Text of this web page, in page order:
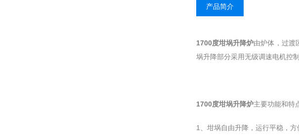
产品简介
1700度坩埚升降炉由炉体，过渡
埚升降部分采用无级调速电机控
1700度坩埚升降炉主要功能和特
1、坩埚自由升降，运行平稳，方